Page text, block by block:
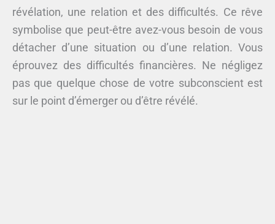
révélation, une relation et des difficultés. Ce rêve
symbolise que peut-être avez-vous besoin de vous
détacher d’une situation ou d’une relation. Vous
éprouvez des difficultés financières. Ne négligez
pas que quelque chose de votre subconscient est
sur le point d’émerger ou d’être révélé.